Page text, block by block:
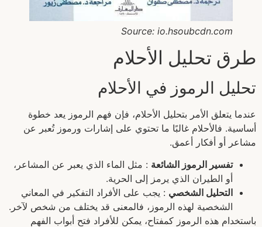
Source: io.hsoubcdn.com
طرق تحليل الأحلام
تحليل الرموز في الأحلام
عندما يتعلق الأمر بتحليل الأحلام، فإن فهم الرموز يعد خطوة
أساسية. فالأحلام غالبًا ما تحتوي على إشارات ورموز تُعبر عن
مشاعر أو أفكار أعمق.
تفسير الرموز الشائعة : مثل الماء الذي يعبر عن المشاعر،
أو الطيران الذي يرمز إلى الحرية.
التحليل الشخصي : يجب على الأفراد التفكير في المعاني
الشخصية لهذه الرموز، فالمعنى قد يختلف من شخص لآخر.
باستخدام هذه الرموز كمفتاح، يمكن للأفراد فتح أبواب الفهم